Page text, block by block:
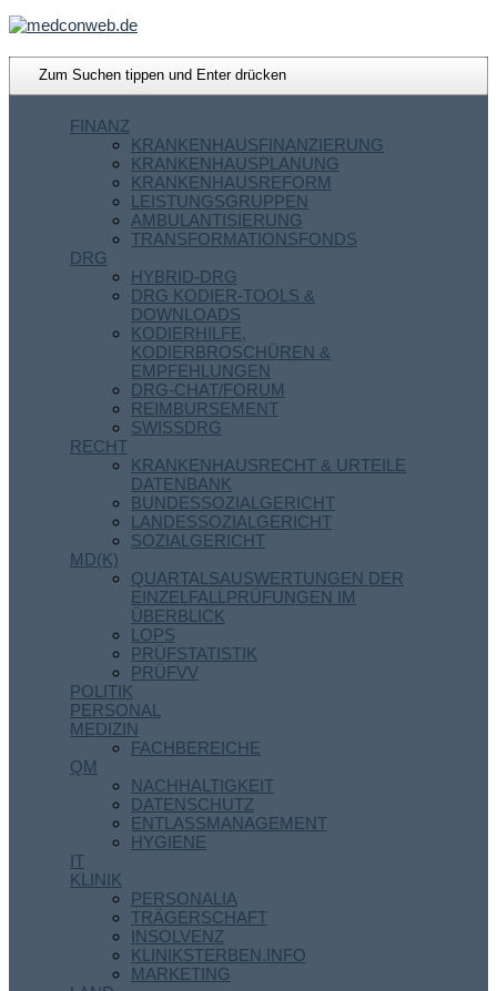
FINANZ
KRANKENHAUSFINANZIERUNG
KRANKENHAUSPLANUNG
KRANKENHAUSREFORM
LEISTUNGSGRUPPEN
AMBULANTISIERUNG
TRANSFORMATIONSFONDS
DRG
HYBRID-DRG
DRG KODIER-TOOLS &
DOWNLOADS
KODIERHILFE,
KODIERBROSCHÜREN &
EMPFEHLUNGEN
DRG-CHAT/FORUM
REIMBURSEMENT
SWISSDRG
RECHT
KRANKENHAUSRECHT & URTEILE
DATENBANK
BUNDESSOZIALGERICHT
LANDESSOZIALGERICHT
SOZIALGERICHT
MD(K)
QUARTALSAUSWERTUNGEN DER
EINZELFALLPRÜFUNGEN IM
ÜBERBLICK
LOPS
PRÜFSTATISTIK
PRÜFVV
POLITIK
PERSONAL
MEDIZIN
FACHBEREICHE
QM
NACHHALTIGKEIT
DATENSCHUTZ
ENTLASSMANAGEMENT
HYGIENE
IT
KLINIK
PERSONALIA
TRÄGERSCHAFT
INSOLVENZ
KLINIKSTERBEN.INFO
MARKETING